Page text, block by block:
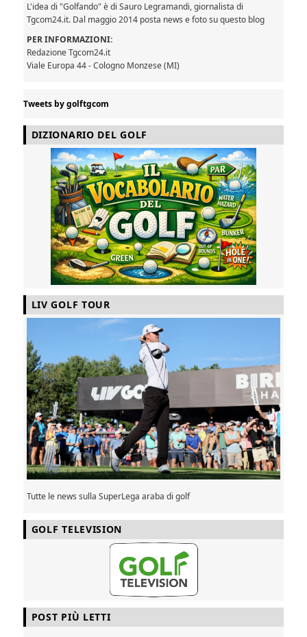
L'idea di "Golfando" è di Sauro Legramandi, giornalista di
Tgcom24.it. Dal maggio 2014 posta news e foto su questo blog
PER INFORMAZIONI:
Redazione Tgcom24.it
Viale Europa 44 - Cologno Monzese (MI)
Tweets by golftgcom
DIZIONARIO DEL GOLF
LIV GOLF TOUR
Tutte le news sulla SuperLega araba di golf
GOLF TELEVISION
POST PIÙ LETTI